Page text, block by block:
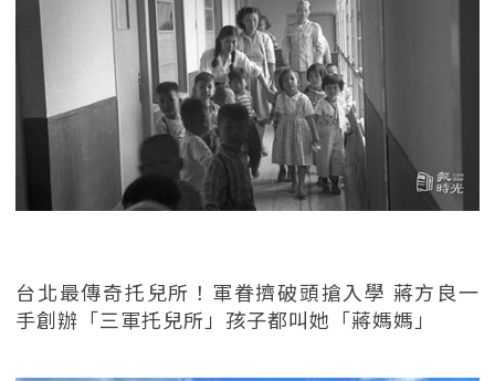
台北最傳奇托兒所！軍眷擠破頭搶入學 蔣方良一
手創辦「三軍托兒所」孩子都叫她「蔣媽媽」